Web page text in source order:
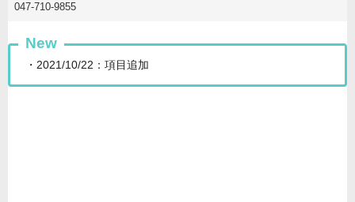
047-710-9855
New
・2021/10/22：項目追加